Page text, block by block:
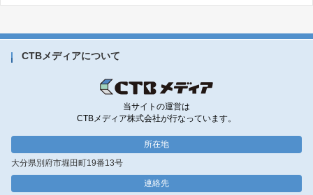
CTBメディアについて
当サイトの運営は
CTBメディア株式会社が行なっています。
所在地
大分県別府市堀田町19番13号
連絡先